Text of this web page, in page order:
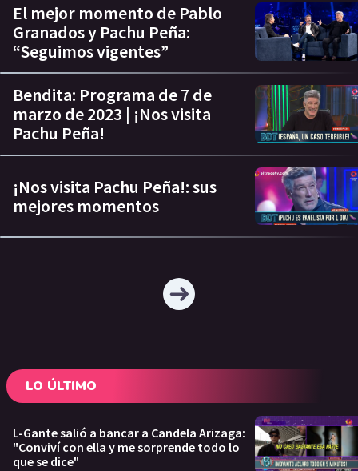
El mejor momento de Pablo
Granados y Pachu Peña:
“Seguimos vigentes”
Bendita: Programa de 7 de
marzo de 2023 | ¡Nos visita
Pachu Peña!
¡Nos visita Pachu Peña!: sus
mejores momentos
LO ÚLTIMO
L-Gante salió a bancar a Candela Arizaga:
"Conviví con ella y me sorprende todo lo
que se dice"